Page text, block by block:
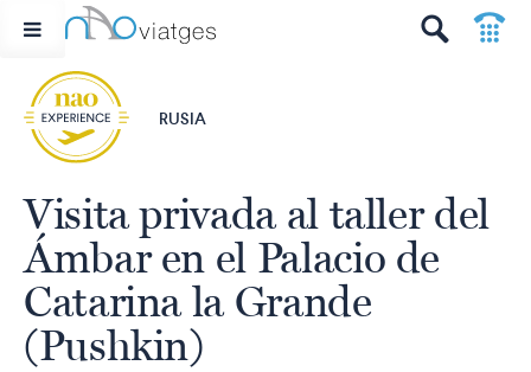
RUSIA
Visita privada al taller del
Ámbar en el Palacio de
Catarina la Grande
(Pushkin)
t
p